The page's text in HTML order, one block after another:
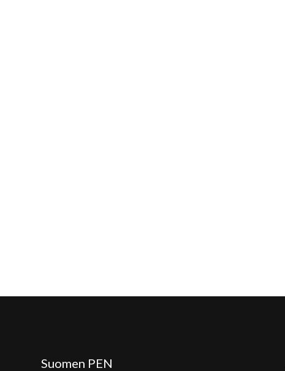
Suomen PEN